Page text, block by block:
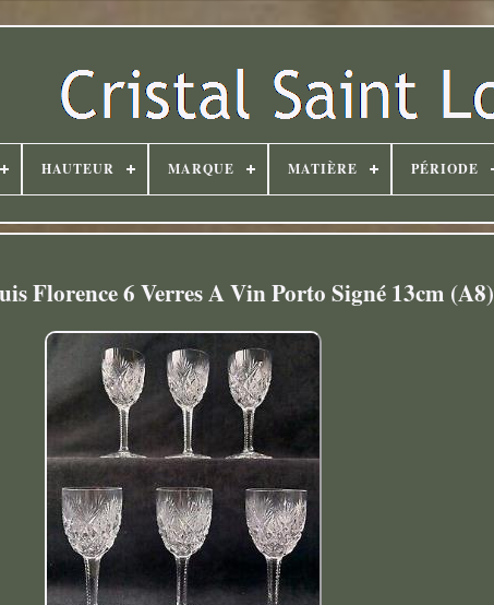
HAUTEUR MARQUE MATIÈRE PÉRIODE
Florence 6 Verres A Vin Porto Signé 13cm (A8)